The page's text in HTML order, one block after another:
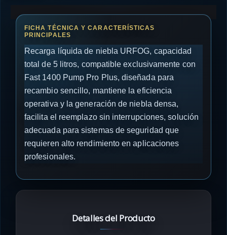
Recarga líquida de niebla URFOG, capacidad
total de 5 litros, compatible exclusivamente con
Fast 1400 Pump Pro Plus, diseñada para
recambio sencillo, mantiene la eficiencia
operativa y la generación de niebla densa,
facilita el reemplazo sin interrupciones, solución
adecuada para sistemas de seguridad que
requieren alto rendimiento en aplicaciones
profesionales.
Detalles del Producto